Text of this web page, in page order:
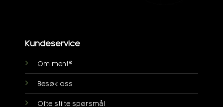
Kundeservice
Om ment®
Besøk oss
Ofte stilte spørsmål